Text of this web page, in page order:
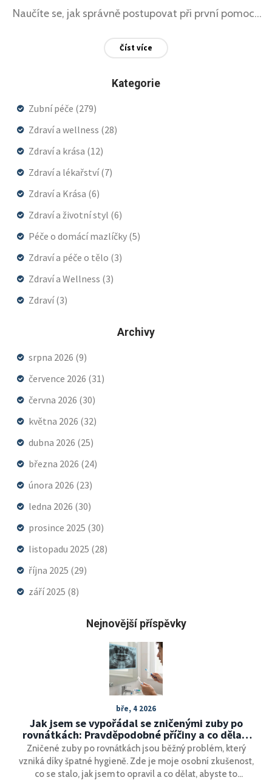
Naučíte se, jak správně postupovat při první pomoci,
postupy vás čekají. Kromě toho se dozvíte, jak
zdravé.
Číst více
Kategorie
Zubní péče (279)
Zdraví a wellness (28)
Zdraví a krása (12)
Zdraví a lékařství(7)
Zdraví a Krása (6)
Zdraví a životní styl (6)
Péče o domácí mazlíčky (5)
Zdraví a péče o tělo (3)
Zdraví a Wellness (3)
Zdraví(3)
Archivy
srpna 2026 (9)
července 2026 (31)
června 2026 (30)
května 2026 (32)
dubna 2026 (25)
března 2026 (24)
února 2026 (23)
ledna 2026 (30)
prosince 2025 (30)
listopadu 2025 (28)
října 2025 (29)
září 2025 (8)
Nejnovější příspěvky
bře, 4 2026
Jak jsem se vypořádal se zničenými zuby po
rovnátkách: Pravděpodobné příčiny a co dělat,
když se to stane i vám
Zničené zuby po rovnátkách jsou běžný problém, který
vzniká díky špatné hygieně. Zde je moje osobní zkušenost,
co se stalo, jak jsem to opravil a co dělat, abyste to